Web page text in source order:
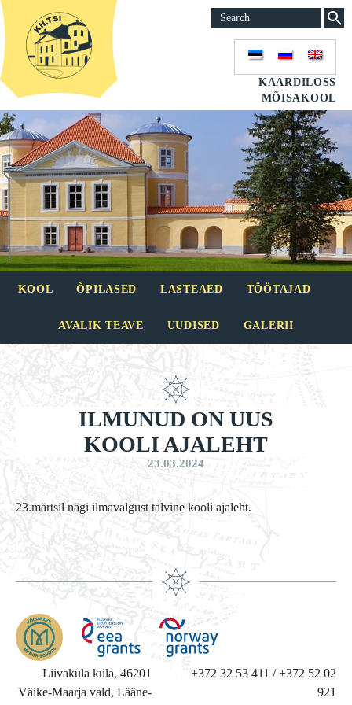
KAARDILOSS
MÕISAKOOL
KOOL ÕPILASED LASTEAED TÖÖTAJAD
AVALIK TEAVE UUDISED GALERII
ILMUNUD ON UUS
KOOLI AJALEHT
23.03.2024
23.märtsil nägi ilmavalgust talvine kooli ajaleht.
Liivaküla küla, 46201
Väike-Maarja vald, Lääne-
+372 32 53 411 / +372 52 02
921